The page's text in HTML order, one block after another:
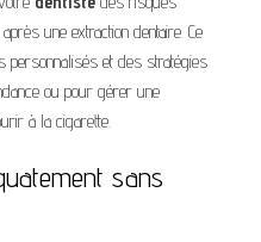
une extraction dentaire. Ce
et des stratégies
ou pour gérer une
à la cigarette.
sans